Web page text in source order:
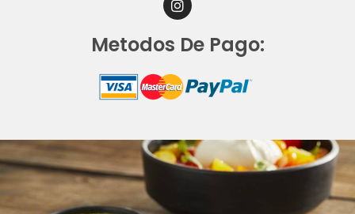
I
N
S
G
R
Metodos De Pago: